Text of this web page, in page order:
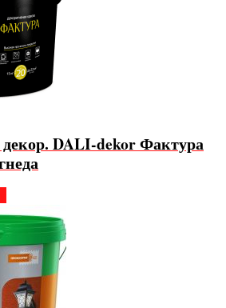
DALI-dekor Фактура